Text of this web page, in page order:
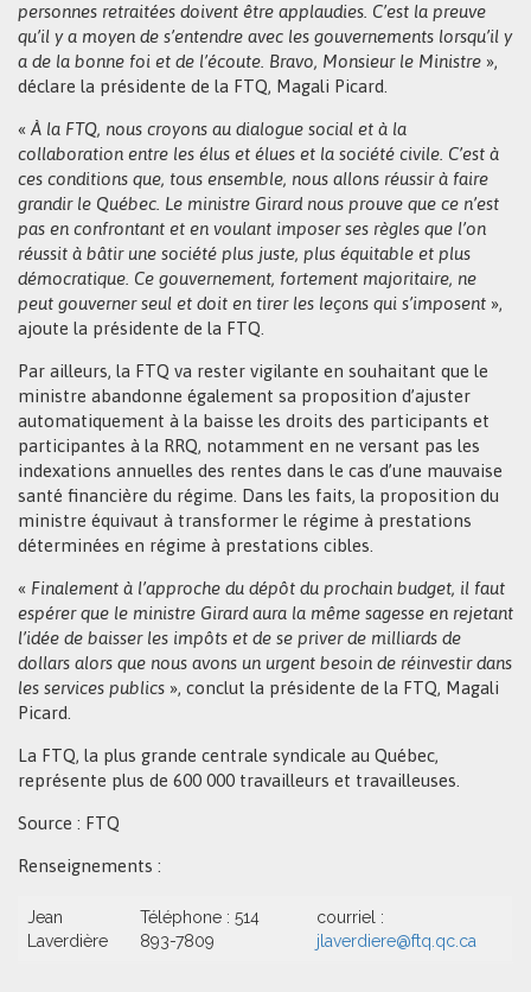
personnes retraitées doivent être applaudies. C’est la preuve
qu’il y a moyen de s’entendre avec les gouvernements lorsqu’il y
a de la bonne foi et de l’écoute. Bravo, Monsieur le Ministre »,
déclare la présidente de la FTQ, Magali Picard.
« À la FTQ, nous croyons au dialogue social et à la
collaboration entre les élus et élues et la société civile. C’est à
ces conditions que, tous ensemble, nous allons réussir à faire
grandir le Québec. Le ministre Girard nous prouve que ce n’est
pas en confrontant et en voulant imposer ses règles que l’on
réussit à bâtir une société plus juste, plus équitable et plus
démocratique. Ce gouvernement, fortement majoritaire, ne
peut gouverner seul et doit en tirer les leçons qui s’imposent »,
ajoute la présidente de la FTQ.
Par ailleurs, la FTQ va rester vigilante en souhaitant que le
ministre abandonne également sa proposition d’ajuster
automatiquement à la baisse les droits des participants et
participantes à la RRQ, notamment en ne versant pas les
indexations annuelles des rentes dans le cas d’une mauvaise
santé financière du régime. Dans les faits, la proposition du
ministre équivaut à transformer le régime à prestations
déterminées en régime à prestations cibles.
« Finalement à l’approche du dépôt du prochain budget, il faut
espérer que le ministre Girard aura la même sagesse en rejetant
l’idée de baisser les impôts et de se priver de milliards de
dollars alors que nous avons un urgent besoin de réinvestir dans
les services publics », conclut la présidente de la FTQ, Magali
Picard.
La FTQ, la plus grande centrale syndicale au Québec,
représente plus de 600 000 travailleurs et travailleuses.
Source : FTQ
Renseignements :
Jean
Laverdière
Téléphone : 514
893-7809
courriel :
jlaverdiere@ftq.qc.ca